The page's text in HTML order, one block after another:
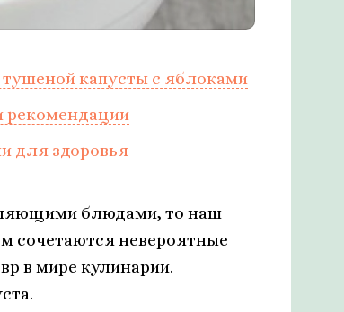
капусты с яблоками
рекомендации
для здоровья
блюдами, то наш
сочетаются невероятные
в мире кулинарии.